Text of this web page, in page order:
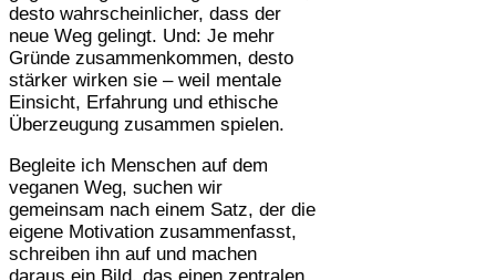
desto wahrscheinlicher, dass der
neue Weg gelingt. Und: Je mehr
Gründe zusammenkommen, desto
stärker wirken sie – weil mentale
Einsicht, Erfahrung und ethische
Überzeugung zusammen spielen.
Begleite ich Menschen auf dem
veganen Weg, suchen wir
gemeinsam nach einem Satz, der die
eigene Motivation zusammenfasst,
schreiben ihn auf und machen